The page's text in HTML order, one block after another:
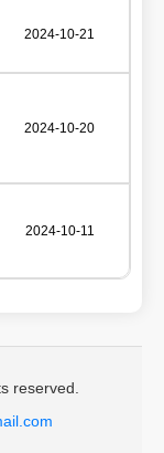
2024-10-21
2024-10-20
2024-10-11
reserved.